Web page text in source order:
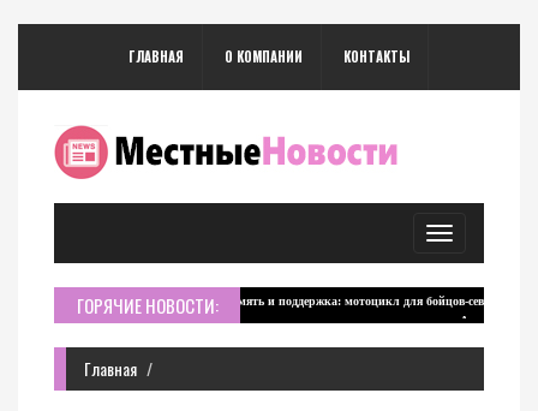
ГЛАВНАЯ О КОМПАНИИ КОНТАКТЫ
Toggle
navigation
ГОРЯЧИЕ НОВОСТИ:
Главная